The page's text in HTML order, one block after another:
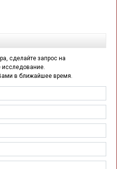
сделайте запрос на
исследование.
в ближайшее время.